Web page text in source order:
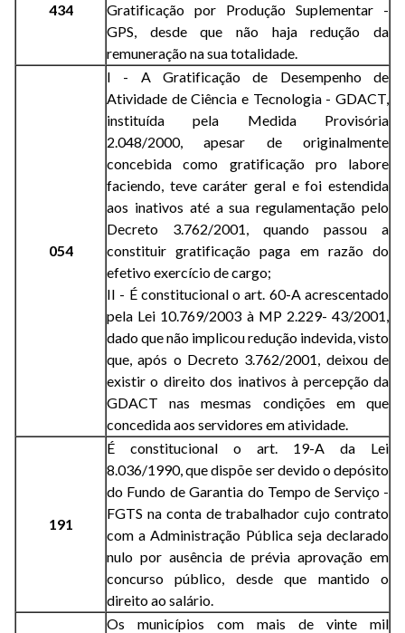
434
Gratificação por Produção Suplementar -
GPS, desde que não haja redução da
remuneração na sua totalidade.
054
I - A Gratificação de Desempenho de
Atividade de Ciência e Tecnologia - GDACT,
instituída pela Medida Provisória
2.048/2000, apesar de originalmente
concebida como gratificação pro labore
faciendo, teve caráter geral e foi estendida
aos inativos até a sua regulamentação pelo
Decreto 3.762/2001, quando passou a
constituir gratificação paga em razão do
efetivo exercício de cargo;
II - É constitucional o art. 60-A acrescentado
pela Lei 10.769/2003 à MP 2.229- 43/2001,
dado que não implicou redução indevida, visto
que, após o Decreto 3.762/2001, deixou de
existir o direito dos inativos à percepção da
GDACT nas mesmas condições em que
concedida aos servidores em atividade.
191
É constitucional o art. 19-A da Lei
8.036/1990, que dispõe ser devido o depósito
do Fundo de Garantia do Tempo de Serviço -
FGTS na conta de trabalhador cujo contrato
com a Administração Pública seja declarado
nulo por ausência de prévia aprovação em
concurso público, desde que mantido o
direito ao salário.
Os municípios com mais de vinte mil